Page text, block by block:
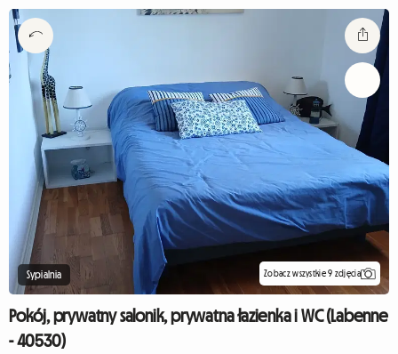
Sypialnia Zobacz wszystkie 9 zdjęcia
Pokój, prywatny salonik, prywatna łazienka i WC (Labenne
- 40530)